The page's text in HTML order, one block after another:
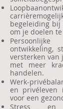
begeleiding
om je doelen
ontwikkeling,
versterken van
met meer
handelen.
Werk-
en privéleven
voor een
Stress en